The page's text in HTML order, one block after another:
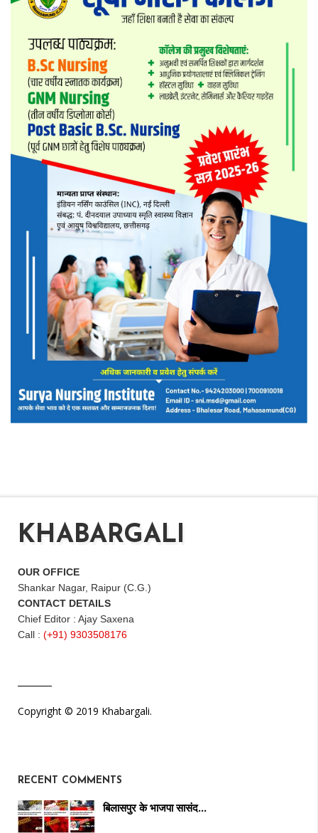
KHABARGALI
OUR OFFICE
Shankar Nagar, Raipur (C.G.)
CONTACT DETAILS
Chief Editor : Ajay Saxena
Call : (+91) 9303508176
Copyright © 2019 Khabargali.
RECENT COMMENTS
बिलासपुर के भाजपा सासंद…